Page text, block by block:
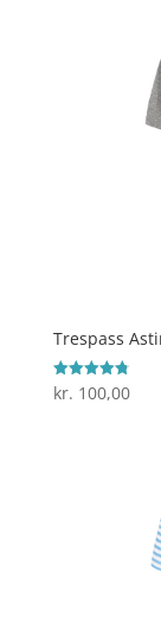
Trespass
Vurderet
4.8
kr. 100,00